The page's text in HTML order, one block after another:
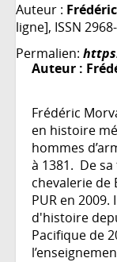
Auteur :
ligne], ISSN
Permalien:
Auteur :
Frédéric
en histoire
hommes
à 1381. De
chevalerie de
PUR en
d'histoire
Pacifique de